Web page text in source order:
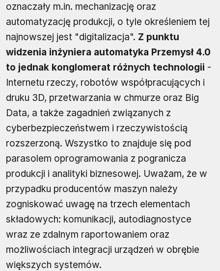
oznaczały m.in. mechanizację oraz
automatyzację produkcji, o tyle określeniem tej
najnowszej jest "digitalizacja". Z punktu
widzenia inżyniera automatyka Przemysł 4.0
to jednak konglomerat różnych technologii -
Internetu rzeczy, robotów współpracujących i
druku 3D, przetwarzania w chmurze oraz Big
Data, a także zagadnień związanych z
cyberbezpieczeństwem i rzeczywistością
rozszerzoną. Wszystko to znajduje się pod
parasolem oprogramowania z pogranicza
produkcji i analityki biznesowej. Uważam, że w
przypadku producentów maszyn należy
zogniskować uwagę na trzech elementach
składowych: komunikacji, autodiagnostyce
wraz ze zdalnym raportowaniem oraz
możliwościach integracji urządzeń w obrębie
większych systemów.